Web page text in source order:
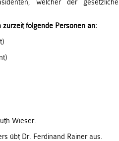
welcher der gesetzliche
folgende Personen an:
Wieser.
übt Dr. Ferdinand Rainer aus.